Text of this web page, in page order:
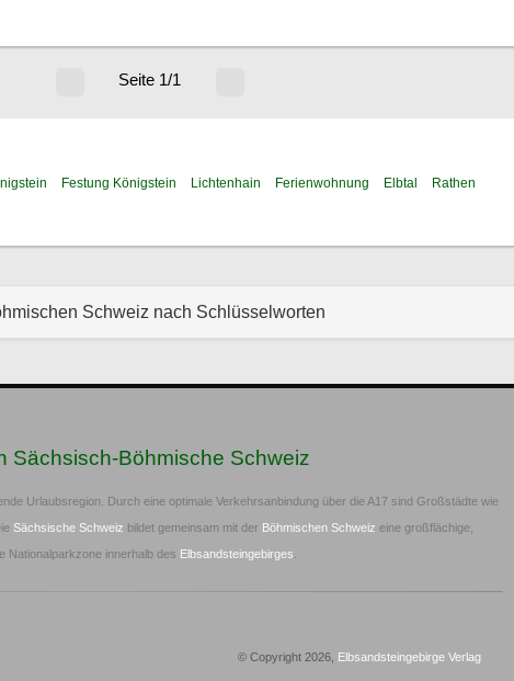
Seite 1/1
Festung Königstein Lichtenhain Ferienwohnung Elbtal
Rathen
Schweiz nach Schlüsselworten
Sächsisch-Böhmische Schweiz
Urlaubsregion. Durch eine optimale Verkehrsanbindung über die A17 sind Großstädte wie
Sächsische Schweiz bildet gemeinsam mit der Böhmischen Schweiz eine großflächige,
Nationalparkzone innerhalb des Elbsandsteingebirges
© Copyright 2026, Elbsandsteingebirge Verlag